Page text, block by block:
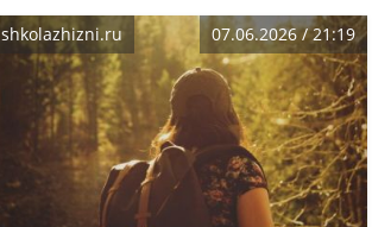
из Англии Лесли Скотт.
американская
африканская
нео
shkolazhizni.ru 07.06.2026 / 21:19